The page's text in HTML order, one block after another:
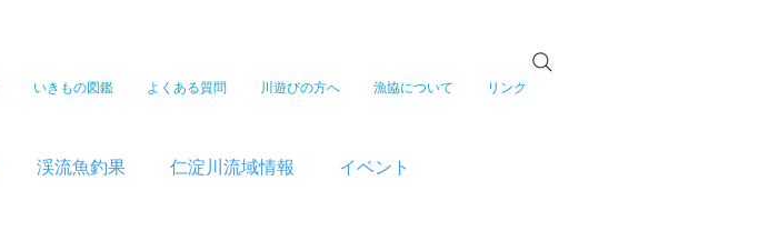
いきもの図鑑 よくある質問 川遊びの方へ 漁協について リンク
渓流魚釣果 仁淀川流域情報 イベント